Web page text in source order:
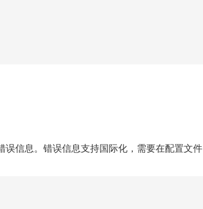
信息。错误信息支持国际化，需要在配置文件